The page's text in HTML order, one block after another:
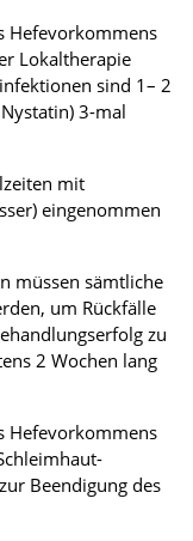
Hefevorkommens
Lokaltherapie
sind 1– 2
3-mal
mit
eingenommen
müssen sämtliche
um Rückfälle
zu
2 Wochen lang
Hefevorkommens
Beendigung des